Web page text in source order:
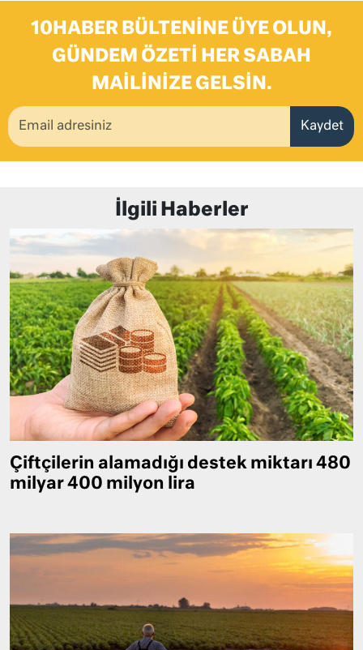
10HABER BÜLTENINE ÜYE OLUN,
GÜNDEM ÖZETI HER SABAH
MAILINIZE GELSIN.
Kaydet
İlgili Haberler
Çiftçilerin alamadığı destek miktarı 480
milyar 400 milyon lira